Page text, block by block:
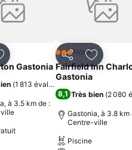
à mes favoris
Gastonia
(1 813 évaluations
à 3.5 km de :
PartagerAjouter
3 ÉtoilesHôtel
Fairfield Inn
Gastonia
8,1 Très bien (2 080
Gastonia, à 3.8 km
Centre-ville
Piscine